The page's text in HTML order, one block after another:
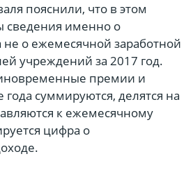
пояснили, что в этом
сведения именно о
о ежемесячной заработной
учреждений за 2017 год.
премии и
суммируются, делятся на
к ежемесячному
цифра о